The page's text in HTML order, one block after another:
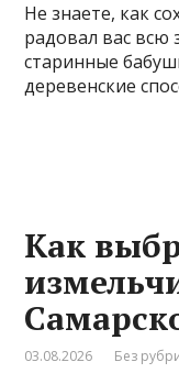
Не знаете, как
радовал вас всю
старинные
деревенские
Как
03.08.2026 Без